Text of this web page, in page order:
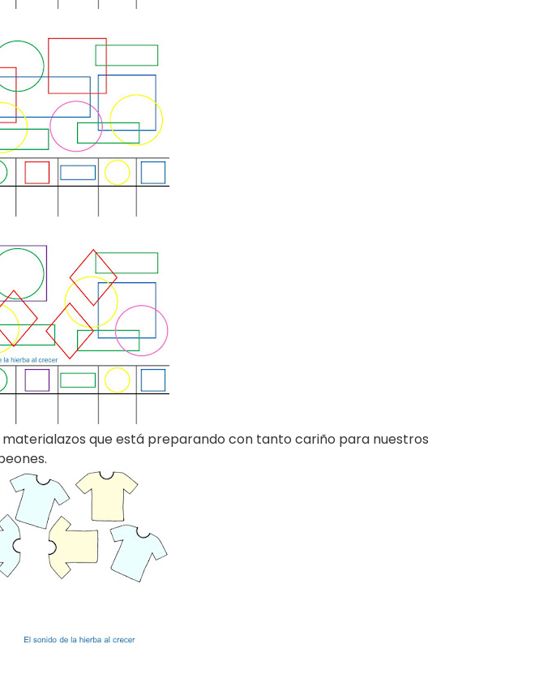
que está preparando con tanto cariño para nuestros